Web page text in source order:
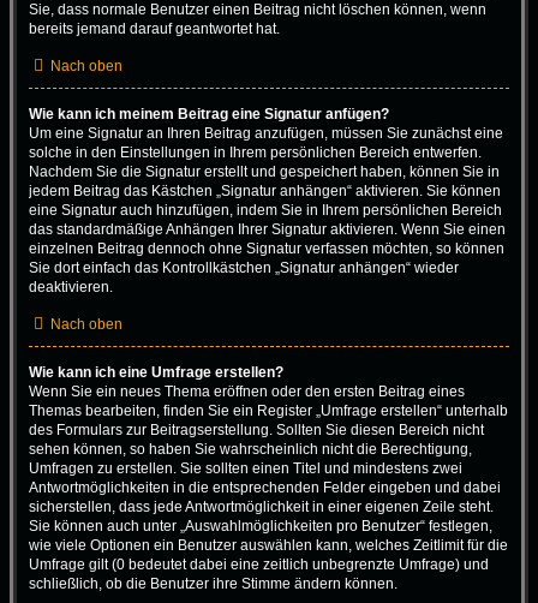
Sie, dass normale Benutzer einen Beitrag nicht löschen können, wenn
bereits jemand darauf geantwortet hat.
Nach oben
Wie kann ich meinem Beitrag eine Signatur anfügen?
Um eine Signatur an Ihren Beitrag anzufügen, müssen Sie zunächst eine
solche in den Einstellungen in Ihrem persönlichen Bereich entwerfen.
Nachdem Sie die Signatur erstellt und gespeichert haben, können Sie in
jedem Beitrag das Kästchen „Signatur anhängen“ aktivieren. Sie können
eine Signatur auch hinzufügen, indem Sie in Ihrem persönlichen Bereich
das standardmäßige Anhängen Ihrer Signatur aktivieren. Wenn Sie einen
einzelnen Beitrag dennoch ohne Signatur verfassen möchten, so können
Sie dort einfach das Kontrollkästchen „Signatur anhängen“ wieder
deaktivieren.
Nach oben
Wie kann ich eine Umfrage erstellen?
Wenn Sie ein neues Thema eröffnen oder den ersten Beitrag eines
Themas bearbeiten, finden Sie ein Register „Umfrage erstellen“ unterhalb
des Formulars zur Beitragserstellung. Sollten Sie diesen Bereich nicht
sehen können, so haben Sie wahrscheinlich nicht die Berechtigung,
Umfragen zu erstellen. Sie sollten einen Titel und mindestens zwei
Antwortmöglichkeiten in die entsprechenden Felder eingeben und dabei
sicherstellen, dass jede Antwortmöglichkeit in einer eigenen Zeile steht.
Sie können auch unter „Auswahlmöglichkeiten pro Benutzer“ festlegen,
wie viele Optionen ein Benutzer auswählen kann, welches Zeitlimit für die
Umfrage gilt (0 bedeutet dabei eine zeitlich unbegrenzte Umfrage) und
schließlich, ob die Benutzer ihre Stimme ändern können.